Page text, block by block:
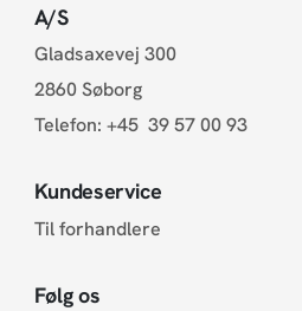
A/S
Gladsaxevej 300
2860 Søborg
Telefon: +45 39 57 00 93
Kundeservice
Til forhandlere
Følg os